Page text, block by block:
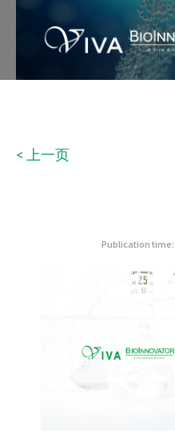
< 上一页
Publication time: